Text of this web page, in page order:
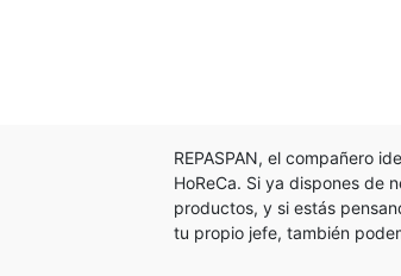
REPASPAN, el compañero
HoReCa. Si ya dispones de
productos, y si estás
tu propio jefe, también